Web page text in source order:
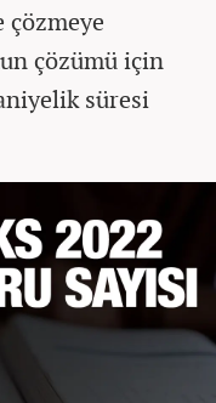
çözmeye
çözümü için
süresi